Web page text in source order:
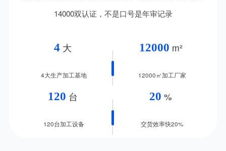
14000双认证，不是口号是年审记录
4 大
4大生产加工基地
12000 m²
12000㎡加工厂家
120 台
120台加工设备
20 %
交货效率快20%